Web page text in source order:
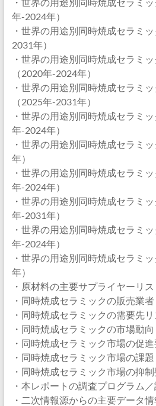
年-2024年）
・世界の用途別同時焼成セラミ
2031年）
・世界の用途別同時焼成セラミ
（2020年-2024年）
・世界の用途別同時焼成セラミ
（2025年-2031年）
・世界の用途別同時焼成セラミ
年-2024年）
・世界の用途別同時焼成セラミ
年）
・世界の用途別同時焼成セラミ
年-2024年）
・世界の用途別同時焼成セラミ
年-2031年）
・世界の用途別同時焼成セラミ
年-2024年）
・世界の用途別同時焼成セラミ
年）
・原材料の主要サプライヤーリス
・同時焼成セラミックの販売業者
・同時焼成セラミックの需要先リ
・同時焼成セラミックの市場動向
・同時焼成セラミック市場の促
・同時焼成セラミック市場の課題
・同時焼成セラミック市場の抑
・本レポートの調査プログラム
・二次情報源からの主要データ情